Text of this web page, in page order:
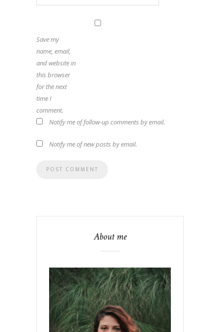
Save my
name, email,
and website in
this browser
for the next
time I
comment.
Notify me of follow-up comments by email.
Notify me of new posts by email.
About me